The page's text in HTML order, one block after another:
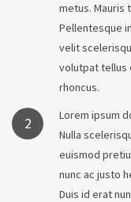
metus. Mauris
Pellentesque
velit
volutpat tellus
rhoncus.
2
Lorem ipsum
Nulla
euismod
nunc ac justo
Duis id erat